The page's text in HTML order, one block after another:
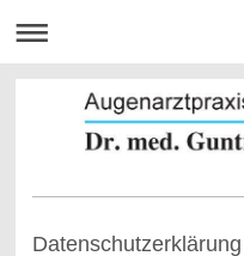
Datenschutzerklärung